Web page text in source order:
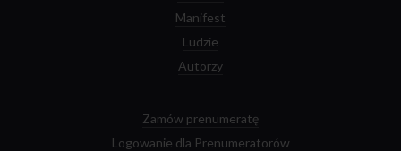
Manifest
Ludzie
Autorzy
Zamów prenumeratę
Logowanie dla Prenumeratorów